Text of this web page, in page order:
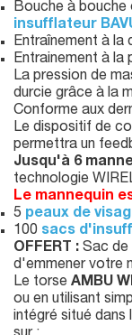
Bouche à bouche
insufflateur
Entraînement à la
Entrainement à la
La pression de
durcie grâce à la
Conforme aux
Le dispositif de
permettra un
Jusqu'à 6
technologie
Le mannequin
5 peaux de
100 sacs
OFFERT : Sac de
d'emmener votre
Le torse AMBU
ou en utilisant
intégré situé dans